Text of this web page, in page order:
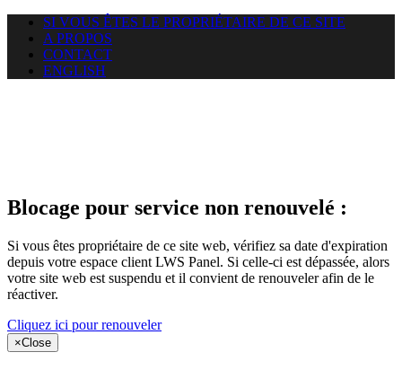
SI VOUS ÊTES LE PROPRIÉTAIRE DE CE SITE
A PROPOS
CONTACT
ENGLISH
Blocage pour service non renouvelé :
Si vous êtes propriétaire de ce site web, vérifiez sa date d'expiration
depuis votre espace client LWS Panel. Si celle-ci est dépassée, alors
votre site web est suspendu et il convient de renouveler afin de le
réactiver.
Cliquez ici pour renouveler
×Close